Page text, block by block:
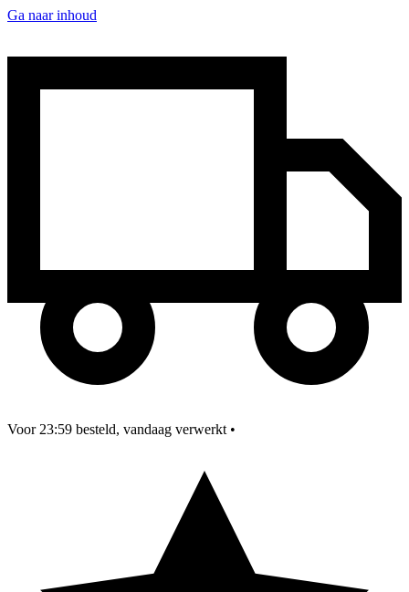
Ga naar inhoud
Voor 23:59 besteld, vandaag verwerkt •